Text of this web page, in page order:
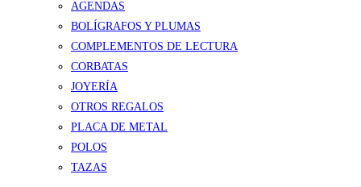
AGENDAS
BOLÍGRAFOS Y PLUMAS
COMPLEMENTOS DE LECTURA
CORBATAS
JOYERÍA
OTROS REGALOS
PLACA DE METAL
POLOS
TAZAS